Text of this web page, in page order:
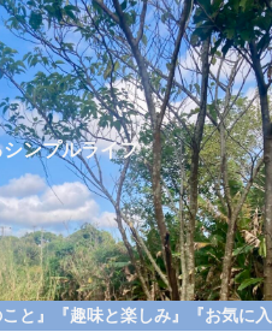
ンプルライフ
と』 『趣味と楽しみ』 『お気に